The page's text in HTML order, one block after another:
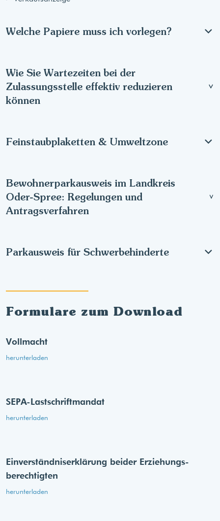
Welche Papiere muss ich vorlegen?
Wie Sie Wartezeiten bei der
Zulassungsstelle effektiv reduzieren
können
Feinstaubplaketten & Umweltzone
Bewohnerparkausweis im Landkreis
Oder-Spree: Regelungen und
Antragsverfahren
Parkausweis für Schwerbehinderte
Formulare zum Download
Vollmacht
herunterladen
SEPA-Lastschriftmandat
herunterladen
Einverständnis­erklärung beider Erziehungs­
berechtigten
herunterladen